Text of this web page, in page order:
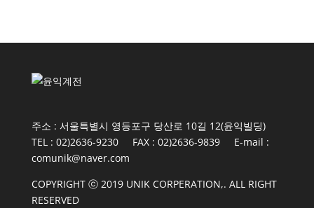
주소 : 서울특별시 영등포구 당산로 10길 12(윤익빌딩)
TEL : 02)2636-9230 FAX : 02)2636-9839 E-mail :
comunik@naver.com
COPYRIGHT ⓒ 2019 UNIK CORPERATION,. ALL RIGHT
RESERVED